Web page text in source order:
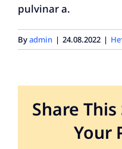
pulvinar a.
Byadmin | 24.08.2022 |
Share
Your